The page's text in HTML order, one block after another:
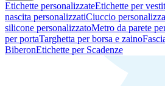
Etichette personalizzateEtichette per
nascita personalizzatiCiuccio
silicone personalizzatoMetro da parete
per portaTarghetta per borsa e zaino
BiberonEtichette per Scadenze